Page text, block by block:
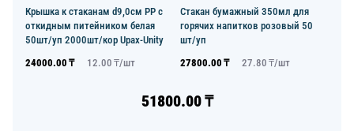
Крышка к стаканам d9,0см PP с
откидным питейником белая
50шт/уп 2000шт/кор Upax-Unity
24000.00 ₸ 12.00 ₸/шт
Стакан бумажный 350мл для
горячих напитков розовый 50
шт/уп
27800.00 ₸ 27.80 ₸/шт
51800.00₸